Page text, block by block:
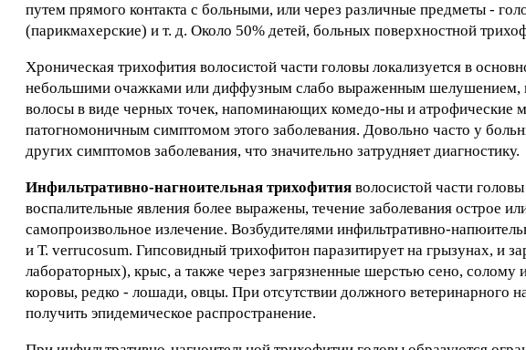
путем прямого контакта с больными, или через различные предметы -
(парикмахерские) и т. д. Около 50% детей, больных поверхностной
Хроническая трихофития волосистой части головы локализуется в
небольшими очажками или диффузным слабо выраженным шелушением,
волосы в виде черных точек, напоминающих комедо-ны и
патогномоничным симптомом этого заболевания. Довольно часто у
других симптомов заболевания, что значительно затрудняет диагностику.
Инфильтративно-нагноительная трихофития волосистой части
воспалительные явления более выражены, течение заболевания острое
самопроизвольное излечение. Возбудителями инфильтративно-
и Т. verrucosum. Гипсовидный трихофитон паразитирует на грызунах, и
лабораторных), крыс, а также через загрязненные шерстью сено, солому
коровы, редко - лошади, овцы. При отсутствии должного ветеринарного
получить эпидемическое распространение.